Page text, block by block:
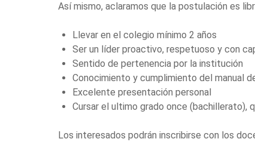
Así mismo, aclaramos que la postulación es
Llevar en el colegio mínimo 2 años
Ser un líder proactivo, respetuoso y con
Sentido de pertenencia por la institución
Conocimiento y cumplimiento del manual
Excelente presentación personal
Cursar el ultimo grado once (bachillerato),
Los interesados podrán inscribirse con los